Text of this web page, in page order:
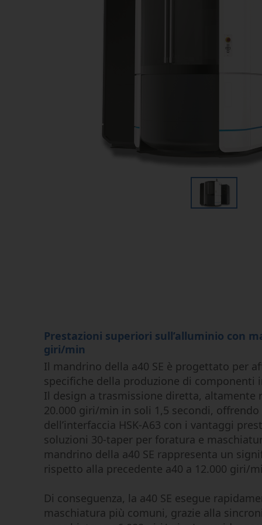
Prestazioni superiori sull’alluminio con
giri/min
Il mandrino della a40 SE è progettato per
specifiche della produzione di componenti
Il design a trasmissione diretta, altamente
20.000 giri/min in soli 1,5 secondi, offrendo
dell’interfaccia HSK-A63 con i vantaggi
soluzioni 30-taper per foratura e
mandrino della a40 SE rappresenta un
rispetto alla precedente a40 a 12.000 giri/
Di conseguenza, la a40 SE esegue
maschiatura più comuni, grazie alla